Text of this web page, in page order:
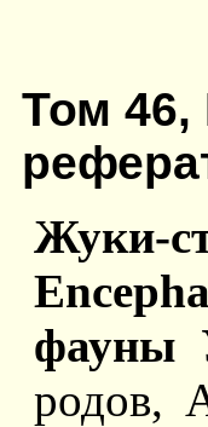
Том 46,
Жуки-
фауны
родов,